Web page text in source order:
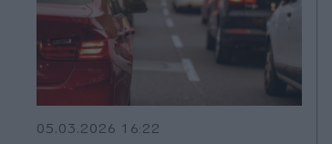
05.03.2026 16:22